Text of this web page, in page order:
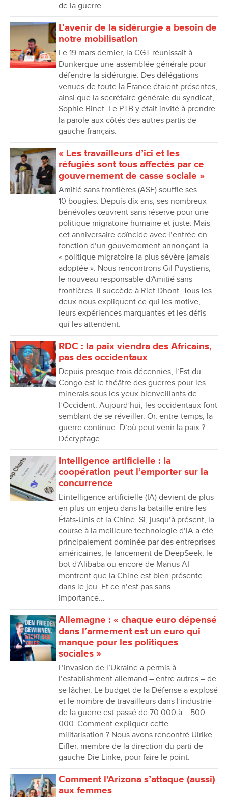
de la guerre.
L’avenir de la sidérurgie a besoin de
notre mobilisation
Le 19 mars dernier, la CGT réunissait à
Dunkerque une assemblée générale pour
défendre la sidérurgie. Des délégations
venues de toute la France étaient présentes,
ainsi que la secrétaire générale du syndicat,
Sophie Binet. Le PTB y était invité à prendre
la parole aux côtés des autres partis de
gauche français.
« Les travailleurs dʼici et les
réfugiés sont tous affectés par ce
gouvernement de casse sociale »
Amitié sans frontières (ASF) souffle ses
10 bougies. Depuis dix ans, ses nombreux
bénévoles œuvrent sans réserve pour une
politique migratoire humaine et juste. Mais
cet anniversaire coïncide avec lʼentrée en
fonction dʼun gouvernement annonçant la
« politique migratoire la plus sévère jamais
adoptée ». Nous rencontrons Gil Puystiens,
le nouveau responsable dʼAmitié sans
frontières. Il succède à Riet Dhont. Tous les
deux nous expliquent ce qui les motive,
leurs expériences marquantes et les défis
qui les attendent.
RDC : la paix viendra des Africains,
pas des occidentaux
Depuis presque trois décennies, lʼEst du
Congo est le théâtre des guerres pour les
minerais sous les yeux bienveillants de
l’Occident. Aujourd’hui, les occidentaux font
semblant de se réveiller. Or, entre-temps, la
guerre continue. D’où peut venir la paix ?
Décryptage.
Intelligence artificielle : la
coopération peut lʼemporter sur la
concurrence
Lʼintelligence artificielle (IA) devient de plus
en plus un enjeu dans la bataille entre les
États-Unis et la Chine. Si, jusquʼà présent, la
course à la meilleure technologie dʼIA a été
principalement dominée par des entreprises
américaines, le lancement de DeepSeek, le
bot dʼAlibaba ou encore de Manus AI
montrent que la Chine est bien présente
dans le jeu. Et ce nʼest pas sans
importance...
Allemagne : « chaque euro dépensé
dans l’armement est un euro qui
manque pour les politiques
sociales »
Lʼinvasion de lʼUkraine a permis à
lʼestablishment allemand – entre autres – de
se lâcher. Le budget de la Défense a explosé
et le nombre de travailleurs dans lʼindustrie
de la guerre est passé de 70 000 à... 500
000. Comment expliquer cette
militarisation ? Nous avons rencontré Ulrike
Eifler, membre de la direction du parti de
gauche Die Linke, pour faire le point.
Comment lʼArizona sʼattaque (aussi)
aux femmes